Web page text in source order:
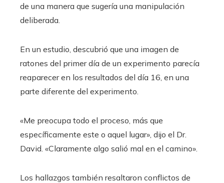
de una manera que sugería una manipulación
deliberada.
En un estudio, descubrió que una imagen de
ratones del primer día de un experimento parecía
reaparecer en los resultados del día 16, en una
parte diferente del experimento.
«Me preocupa todo el proceso, más que
específicamente este o aquel lugar», dijo el Dr.
David. «Claramente algo salió mal en el camino».
Los hallazgos también resaltaron conflictos de